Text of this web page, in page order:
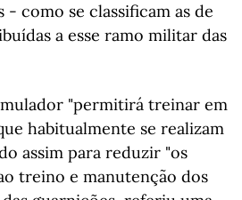
- como se classificam as de
a esse ramo militar das
"permitirá treinar em
habitualmente se realizam
assim para reduzir "os
treino e manutenção dos